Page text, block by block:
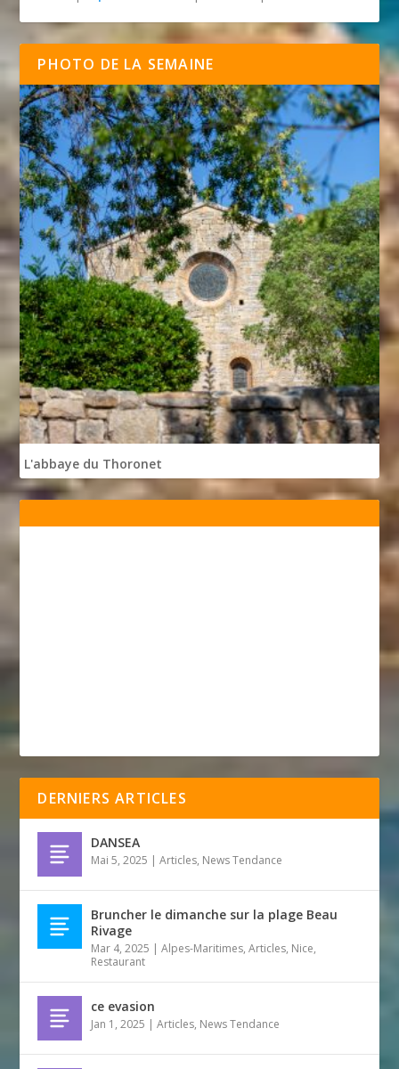
PHOTO DE LA SEMAINE
L'abbaye du Thoronet
DERNIERS ARTICLES
DANSEA
Mai 5, 2025 |Articles, News Tendance
Bruncher le dimanche sur la plage Beau
Rivage
Mar 4, 2025 |Alpes-Maritimes,Articles, Nice,
Restaurant
ce evasion
Jan 1, 2025 |Articles, News Tendance